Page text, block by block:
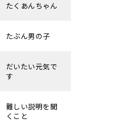
たくあんちゃん
たぶん男の子
だいたい元気で
す
難しい説明を聞
くこと